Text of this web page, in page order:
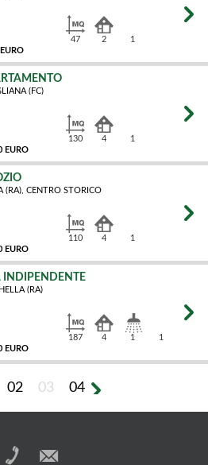
47 2 1
(FC)
EURO
130 4 1
(RA), CENTRO STORICO
EURO
110 4 1
INDIPENDENTE
(RA)
EURO
187 4 1 1
02 03 04